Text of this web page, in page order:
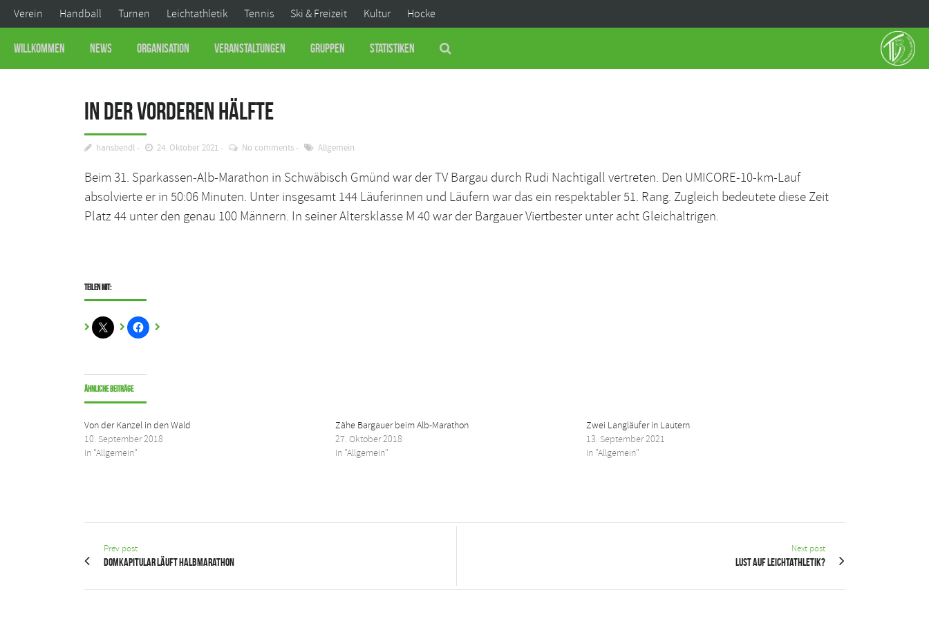
Verein Handball Turnen Leichtathletik Tennis Ski & Freizeit Kultur Hocke
Willkommen News Organisation Veranstaltungen Gruppen Statistiken
In der vorderen Hälfte
hansbendl 24. Oktober 2021 No comments Allgemein
Beim 31. Sparkassen-Alb-Marathon in Schwäbisch Gmünd war der TV Bargau durch Rudi Nachtigall vertreten. Den UMICORE-10-km-Lauf
absolvierte er in 50:06 Minuten. Unter insgesamt 144 Läuferinnen und Läufern war das ein respektabler 51. Rang. Zugleich bedeutete diese Zeit
Platz 44 unter den genau 100 Männern. In seiner Altersklasse M 40 war der Bargauer Viertbester unter acht Gleichaltrigen.
Teilen mit:
Ähnliche Beiträge
Von der Kanzel in den Wald
10. September 2018
In "Allgemein"
Zähe Bargauer beim Alb-Marathon
27. Oktober 2018
In "Allgemein"
Zwei Langläufer in Lautern
13. September 2021
In "Allgemein"
Prev post
Domkapitular läuft Halbmarathon
Next post
Lust auf Leichtathletik?